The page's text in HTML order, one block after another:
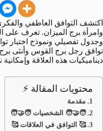
اكتشف التوافق العاطفي
وامرأة برج الميزان. تعرف على
وجدول تفصيلي ونموذج اختبار
توافق رجل برج القوس وأنثى
ديناميكيات هذه العلاقة وإمكانية
محتويات المقالة ⚡
مقدمة
🧑‍🤝‍🧑 الشخصيات 🧑‍🤝‍🧑
🥰 التوافق في العلاقات 🥰